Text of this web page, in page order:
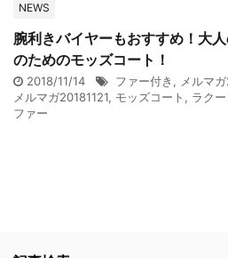
NEWS
腕利きバイヤーもおすすめ！大
のためのモッズコート！
2018/11/14 ファー付き , メルマ
メルマガ20181121, モッズコート , ラク
ファー